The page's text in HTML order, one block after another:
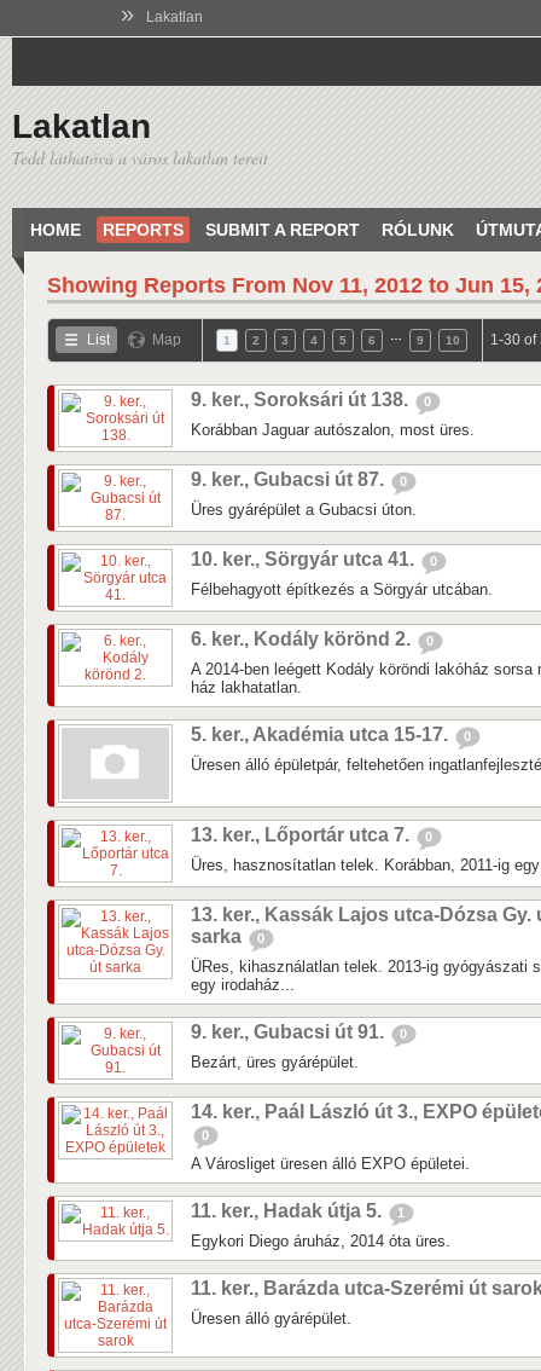
» Lakatlan
Lakatlan
Tedd láthatóvá a város lakatlan tereit
HOME REPORTS SUBMIT A REPORT RÓLUNK
Showing Reports From Nov 11, 2012 to Jun 15,
List Map 1 2 3 4 5 6 9 10 1-30 of
9. ker., Soroksári út 138. 0
Korábban Jaguar autószalon, most üres.
9. ker., Gubacsi út 87. 0
Üres gyárépület a Gubacsi úton.
10. ker., Sörgyár utca 41. 0
Félbehagyott építkezés a Sörgyár utcában.
6. ker., Kodály körönd 2. 0
A 2014-ben leégett Kodály köröndi lakóház sorsa
ház lakhatatlan.
5. ker., Akadémia utca 15-17. 0
Üresen álló épületpár, feltehetően
13. ker., Lőportár utca 7. 0
Üres, hasznosítatlan telek. Korábban, 2011-ig
13. ker., Kassák Lajos utca-Dózsa Gy.
sarka
0
ÜRes, kihasználatlan telek. 2013-ig gyógyászati
egy irodaház...
9. ker., Gubacsi út 91. 0
Bezárt, üres gyárépület.
14. ker., Paál László út 3., EXPO
0
A Városliget üresen álló EXPO épületei.
11. ker., Hadak útja 5. 1
Egykori Diego áruház, 2014 óta üres.
11. ker., Barázda utca-Szerémi út
Üresen álló gyárépület.